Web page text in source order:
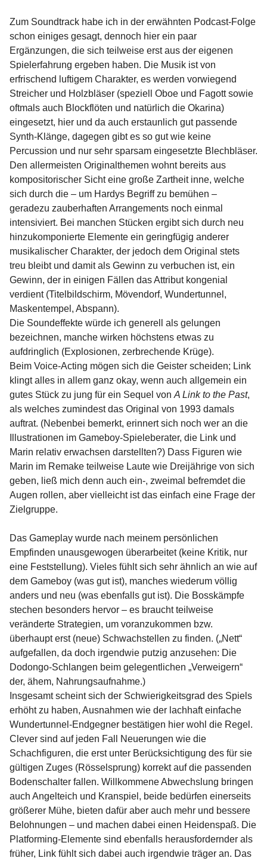
Zum Soundtrack habe ich in der erwähnten Podcast-Folge
schon einiges gesagt, dennoch hier ein paar
Ergänzungen, die sich teilweise erst aus der eigenen
Spielerfahrung ergeben haben. Die Musik ist von
erfrischend luftigem Charakter, es werden vorwiegend
Streicher und Holzbläser (speziell Oboe und Fagott sowie
oftmals auch Blockflöten und natürlich die Okarina)
eingesetzt, hier und da auch erstaunlich gut passende
Synth-Klänge, dagegen gibt es so gut wie keine
Percussion und nur sehr sparsam eingesetzte Blechbläser.
Den allermeisten Originalthemen wohnt bereits aus
kompositorischer Sicht eine große Zartheit inne, welche
sich durch die – um Hardys Begriff zu bemühen –
geradezu zauberhaften Arrangements noch einmal
intensiviert. Bei manchen Stücken ergibt sich durch neu
hinzukomponierte Elemente ein geringfügig anderer
musikalischer Charakter, der jedoch dem Original stets
treu bleibt und damit als Gewinn zu verbuchen ist, ein
Gewinn, der in einigen Fällen das Attribut kongenial
verdient (Titelbildschirm, Mövendorf, Wundertunnel,
Maskentempel, Abspann).
Die Soundeffekte würde ich generell als gelungen
bezeichnen, manche wirken höchstens etwas zu
aufdringlich (Explosionen, zerbrechende Krüge).
Beim Voice-Acting mögen sich die Geister scheiden; Link
klingt alles in allem ganz okay, wenn auch allgemein ein
gutes Stück zu jung für ein Sequel von A Link to the Past,
als welches zumindest das Original von 1993 damals
auftrat. (Nebenbei bemerkt, erinnert sich noch wer an die
Illustrationen im Gameboy-Spieleberater, die Link und
Marin relativ erwachsen darstellten?) Dass Figuren wie
Marin im Remake teilweise Laute wie Dreijährige von sich
geben, ließ mich denn auch ein-, zweimal befremdet die
Augen rollen, aber vielleicht ist das einfach eine Frage der
Zielgruppe.
Das Gameplay wurde nach meinem persönlichen
Empfinden unausgewogen überarbeitet (keine Kritik, nur
eine Feststellung). Vieles fühlt sich sehr ähnlich an wie auf
dem Gameboy (was gut ist), manches wiederum völlig
anders und neu (was ebenfalls gut ist). Die Bosskämpfe
stechen besonders hervor – es braucht teilweise
veränderte Strategien, um voranzukommen bzw.
überhaupt erst (neue) Schwachstellen zu finden. („Nett“
aufgefallen, da doch irgendwie putzig anzusehen: Die
Dodongo-Schlangen beim gelegentlichen „Verweigern“
der, ähem, Nahrungsaufnahme.)
Insgesamt scheint sich der Schwierigkeitsgrad des Spiels
erhöht zu haben, Ausnahmen wie der lachhaft einfache
Wundertunnel-Endgegner bestätigen hier wohl die Regel.
Clever sind auf jeden Fall Neuerungen wie die
Schachfiguren, die erst unter Berücksichtigung des für sie
gültigen Zuges (Rösselsprung) korrekt auf die passenden
Bodenschalter fallen. Willkommene Abwechslung bringen
auch Angelteich und Kranspiel, beide bedürfen einerseits
größerer Mühe, bieten dafür aber auch mehr und bessere
Belohnungen – und machen dabei einen Heidenspaß. Die
Platforming-Elemente sind ebenfalls herausfordernder als
früher, Link fühlt sich dabei auch irgendwie träger an. Das